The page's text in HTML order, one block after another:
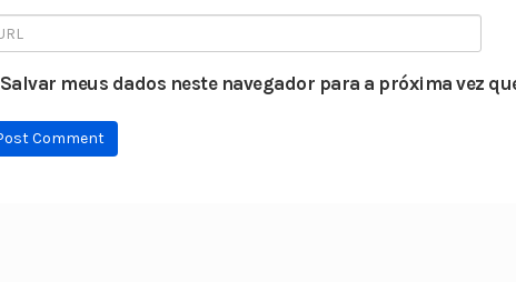
Salvar meus dados neste navegador para a próxima vez